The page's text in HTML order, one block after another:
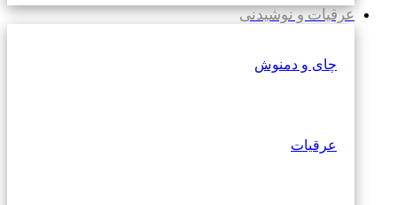
عرقیات و نوشیدنی
چای و دمنوش
عرقیات